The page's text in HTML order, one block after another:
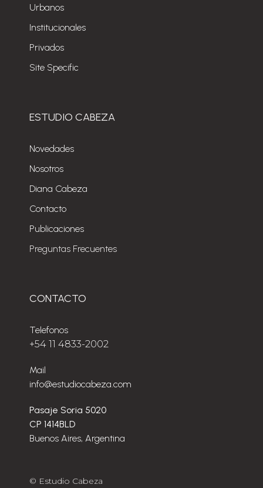
Urbanos
Institucionales
Privados
Site Specific
ESTUDIO CABEZA
Novedades
Nosotros
Diana Cabeza
Contacto
Publicaciones
Preguntas Frecuentes
CONTACTO
Telefonos
+54 11 4833-2002
Mail
info@estudiocabeza.com
Pasaje Soria 5020
CP 1414BLD
Buenos Aires, Argentina
© Estudio Cabeza